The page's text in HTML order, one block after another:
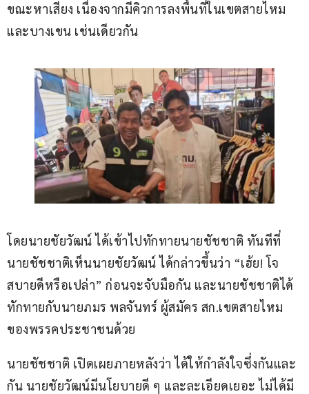
ขณะหาเสียง เนื่องจากมีคิวการลงพื้นที่ในเขตสายไหม
และบางเขน เช่นเดียวกัน
โดยนายชัยวัฒน์ ได้เข้าไปทักทายนายชัชชาติ ทันทีที่
นายชัชชาติเห็นนายชัยวัฒน์ ได้กล่าวขึ้นว่า “เฮ้ย! โจ
สบายดีหรือเปล่า” ก่อนจะจับมือกัน และนายชัชชาติได้
ทักทายกับนายภมร พลจันทร์ ผู้สมัคร สก.เขตสายไหม
ของพรรคประชาชนด้วย
นายชัชชาติ เปิดเผยภายหลังว่า ได้ให้กำลังใจซึ่งกันและ
กัน นายชัยวัฒน์มีนโยบายดี ๆ และละเอียดเยอะ ไม่ได้มี